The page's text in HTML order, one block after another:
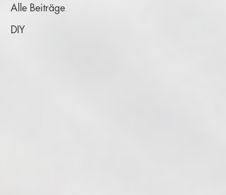
Alle Beiträge
DIY